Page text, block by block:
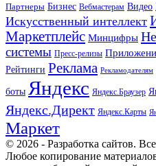
Партнеры Бизнес Вебмастерам Видео
Искусственный интеллект
Маркетплейс Минцифры
системы Пресс-релизы
Рейтинги Реклама Рекламодателям
боты Яндекс Яндекс.Браузер
Яндекс.Директ Яндекс.Карты
Маркет
© 2026 - Разработка сайтов.
Любое копирование